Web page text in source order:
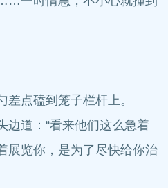
点磕到笼子栏杆上。
边道：“看来他们这么急着
展览你，是为了尽快给你治